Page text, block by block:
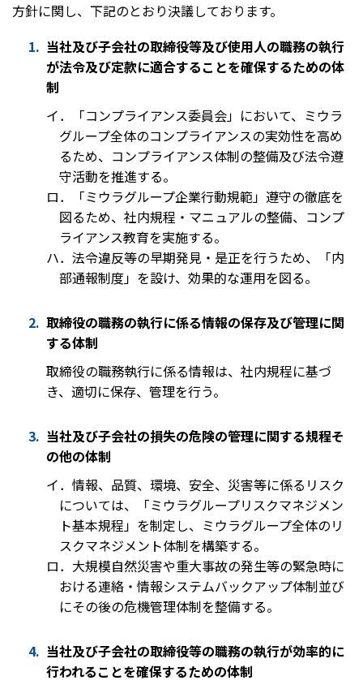
方針に関し、下記のとおり決議しております。
当社及び子会社の取締役等及び使用人の職務の執行
が法令及び定款に適合することを確保するための体
制
イ．「コンプライアンス委員会」において、ミウラ
グループ全体のコンプライアンスの実効性を高め
るため、コンプライアンス体制の整備及び法令遵
守活動を推進する。
ロ．「ミウラグループ企業行動規範」遵守の徹底を
図るため、社内規程・マニュアルの整備、コンプ
ライアンス教育を実施する。
ハ．法令違反等の早期発見・是正を行うため、「内
部通報制度」を設け、効果的な運用を図る。
取締役の職務の執行に係る情報の保存及び管理に関
する体制
取締役の職務執行に係る情報は、社内規程に基づ
き、適切に保存、管理を行う。
当社及び子会社の損失の危険の管理に関する規程そ
の他の体制
イ．情報、品質、環境、安全、災害等に係るリスク
については、「ミウラグループリスクマネジメン
ト基本規程」を制定し、ミウラグループ全体のリ
スクマネジメント体制を構築する。
ロ．大規模自然災害や重大事故の発生等の緊急時に
おける連絡・情報システムバックアップ体制並び
にその後の危機管理体制を整備する。
当社及び子会社の取締役等の職務の執行が効率的に
行われることを確保するための体制